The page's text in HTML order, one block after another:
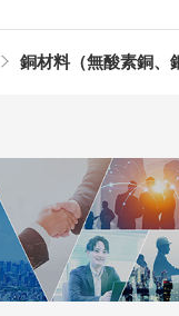
銅材料（無酸素銅、